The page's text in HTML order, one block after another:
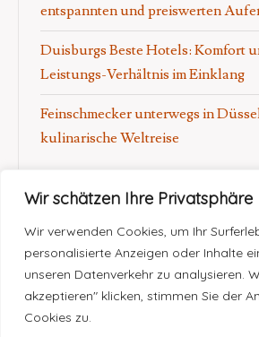
Wir schätzen Ihre Privatsphäre
Wir verwenden Cookies, um Ihr
personalisierte Anzeigen oder Inhalte
unseren Datenverkehr zu analysieren.
akzeptieren" klicken, stimmen Sie der
Cookies zu.
entspannten und preiswerten
Duisburgs Beste Hotels: Komfort
Leistungs-Verhältnis im Einklang
Feinschmecker unterwegs in
kulinarische Weltreise